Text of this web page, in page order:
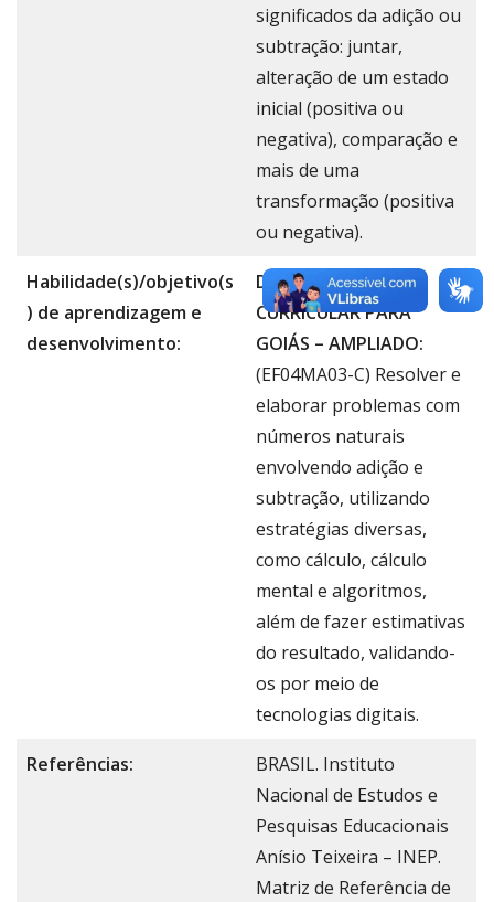
significados da adição ou
subtração: juntar,
alteração de um estado
inicial (positiva ou
negativa), comparação e
mais de uma
transformação (positiva
ou negativa).
Habilidade(s)/objetivo(s
) de aprendizagem e
desenvolvimento:
DOCUMENTO
CURRICULAR PARA
GOIÁS – AMPLIADO:
(EF04MA03-C) Resolver e
elaborar problemas com
números naturais
envolvendo adição e
subtração, utilizando
estratégias diversas,
como cálculo, cálculo
mental e algoritmos,
além de fazer estimativas
do resultado, validando-
os por meio de
tecnologias digitais.
Referências:
BRASIL. Instituto
Nacional de Estudos e
Pesquisas Educacionais
Anísio Teixeira – INEP.
Matriz de Referência de